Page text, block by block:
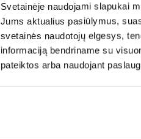
Svetainėje naudojami slapukai
Jums aktualius pasiūlymus,
svetainės naudotojų elgesys,
informaciją bendriname su
pateiktos arba naudojant